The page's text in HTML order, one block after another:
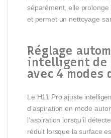
séparément, elle prolonge
et permet un nettoyage
Réglage
intelligent de
avec 4 modes
Le H11 Pro ajuste
d’aspiration en mode
l’aspiration lorsqu’il
réduit lorsque la surface